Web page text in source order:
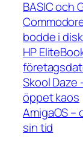
BASIC och
bodde i
HP
Skool
öppet kaos
AmigaOS
sin tid